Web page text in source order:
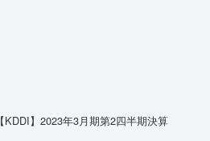
【KDDI】2023年3月期第2四半期決算